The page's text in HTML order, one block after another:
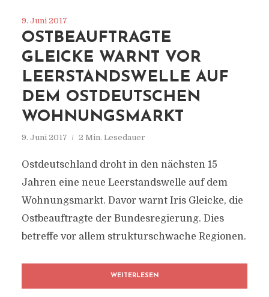
9. Juni 2017
OSTBEAUFTRAGTE
GLEICKE WARNT VOR
LEERSTANDSWELLE AUF
DEM OSTDEUTSCHEN
WOHNUNGSMARKT
9. Juni 2017 2 Min. Lesedauer
Ostdeutschland droht in den nächsten 15
Jahren eine neue Leerstandswelle auf dem
Wohnungsmarkt. Davor warnt Iris Gleicke, die
Ostbeauftragte der Bundesregierung. Dies
betreffe vor allem strukturschwache Regionen.
WEITERLESEN